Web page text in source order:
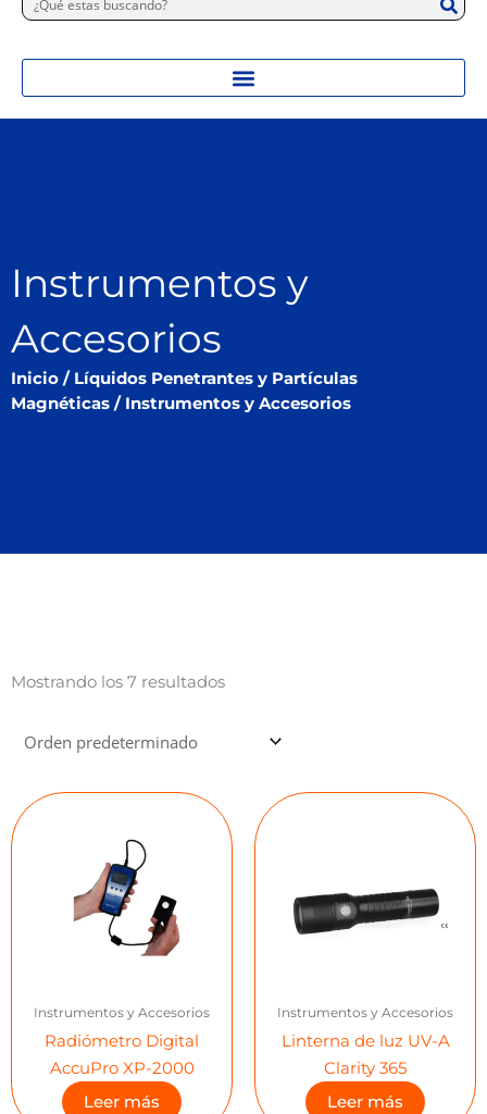
Instrumentos y
Accesorios
Inicio / Líquidos Penetrantes y Partículas
Magnéticas / Instrumentos y Accesorios
Mostrando los 7 resultados
Instrumentos y Accesorios
Radiómetro Digital
AccuPro XP-2000
Leer más
Instrumentos y Accesorios
Linterna de luz UV-A
Clarity 365
Leer más